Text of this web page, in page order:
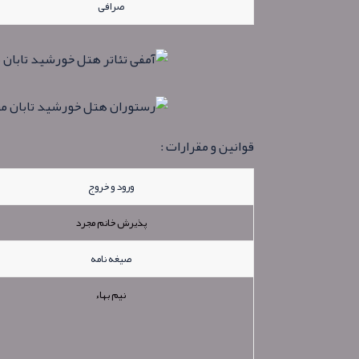
صرافی
قوانین و مقرارات :
ورود و خروج
پذیرش خانم مجرد
صیغه نامه
نیم بهاء